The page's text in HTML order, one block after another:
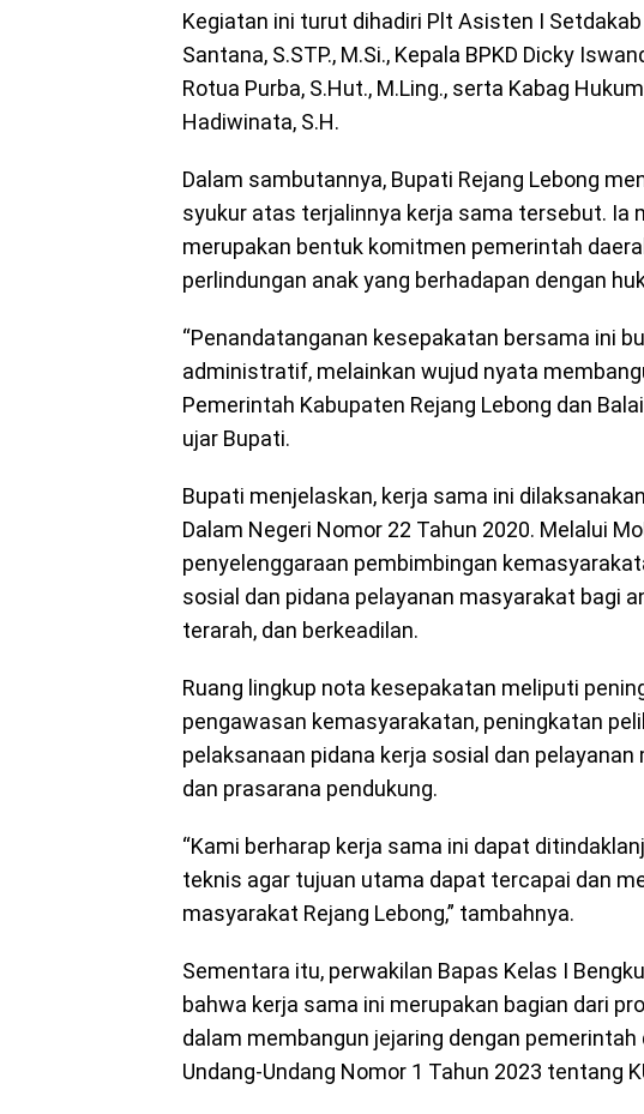
Kegiatan ini turut dihadiri Plt Asisten I
Santana, S.STP., M.Si., Kepala BPKD Dicky
Rotua Purba, S.Hut., M.Ling., serta Kabag
Hadiwinata, S.H.
Dalam sambutannya, Bupati Rejang Lebong
syukur atas terjalinnya kerja sama tersebut. Ia
merupakan bentuk komitmen pemerintah
perlindungan anak yang berhadapan dengan
“Penandatanganan kesepakatan bersama ini
administratif, melainkan wujud nyata
Pemerintah Kabupaten Rejang Lebong dan
ujar Bupati.
Bupati menjelaskan, kerja sama ini
Dalam Negeri Nomor 22 Tahun 2020. Melalui
penyelenggaraan pembimbingan
sosial dan pidana pelayanan masyarakat bagi
terarah, dan berkeadilan.
Ruang lingkup nota kesepakatan meliputi
pengawasan kemasyarakatan, peningkatan
pelaksanaan pidana kerja sosial dan
dan prasarana pendukung.
“Kami berharap kerja sama ini dapat
teknis agar tujuan utama dapat tercapai dan
masyarakat Rejang Lebong,” tambahnya.
Sementara itu, perwakilan Bapas Kelas I
bahwa kerja sama ini merupakan bagian dari
dalam membangun jejaring dengan
Undang-Undang Nomor 1 Tahun 2023 tentang